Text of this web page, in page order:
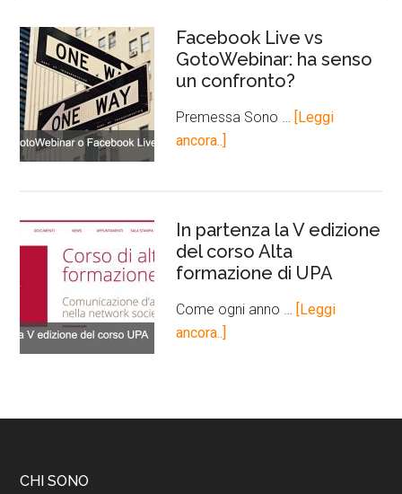
Facebook Live vs
GotoWebinar: ha senso
un confronto?
Premessa Sono … [Leggi
ancora..]
In partenza la V edizione
del corso Alta
formazione di UPA
Come ogni anno … [Leggi
ancora..]
CHI SONO